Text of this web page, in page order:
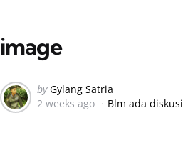
image
Posted
by
by Gylang Satria
2 weeks ago
Blm ada diskusi